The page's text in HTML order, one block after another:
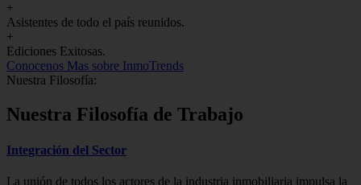
+
Asistentes de todo el país reunidos.
+
Ediciones Exitosas.
Conocenos Mas sobre InmoTrends
Nuestra Filosofía:
Nuestra Filosofía de Trabajo
Integración del Sector
La unión de todos los actores de la industria inmobiliaria impulsa la